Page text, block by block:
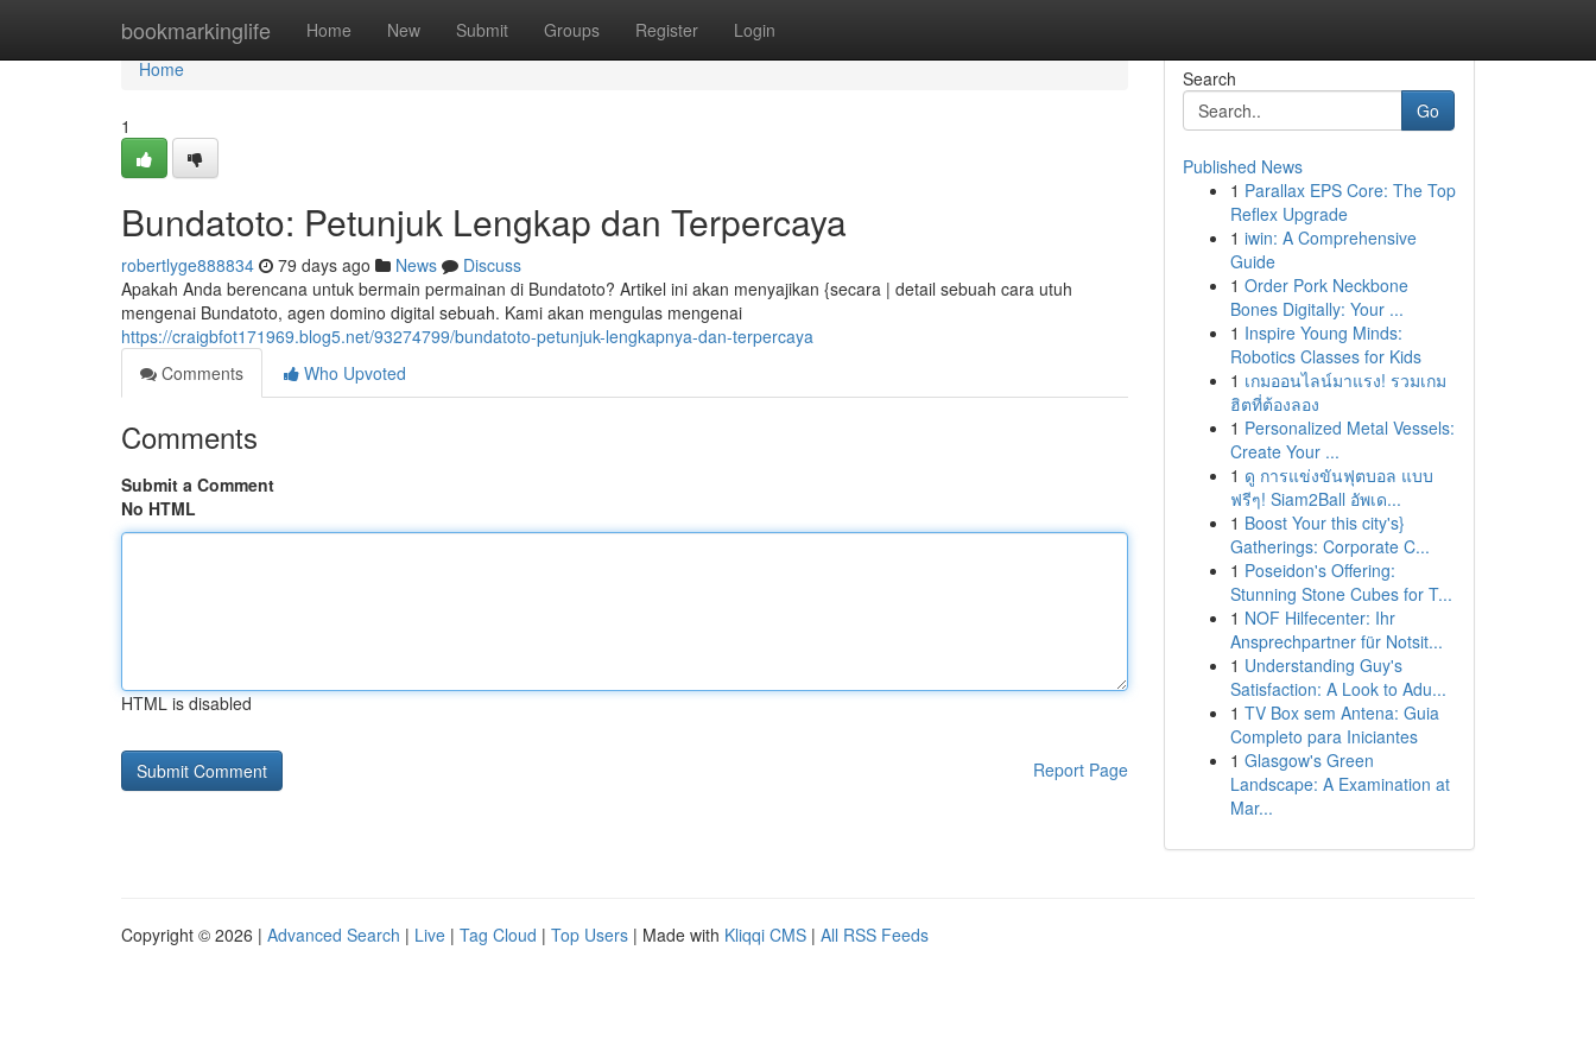
bookmarkinglife Home New Submit Groups Register Login
Home
Home
1
Bundatoto: Petunjuk Lengkap dan Terpercaya
robertlyge888834 79 days ago News
Discuss
Apakah Anda berencana untuk bermain permainan di Bundatoto? Artikel ini akan menyajikan {secara | detail sebuah cara utuh
mengenai Bundatoto, agen domino digital sebuah. Kami akan mengulas mengenai
https://craigbfot171969.blog5.net/93274799/bundatoto-petunjuk-lengkapnya-dan-terpercaya
Comments
Who Upvoted
Comments
Submit a Comment
No HTML
HTML is disabled
Report Page
Search
Go
Published News
1 Parallax EPS Core: The Top
Reflex Upgrade
1 iwin: A Comprehensive
Guide
1 Order Pork Neckbone
Bones Digitally: Your ...
1 Inspire Young Minds:
Robotics Classes for Kids
1 เกมออนไลน์มาแรง! รวมเกม
ฮิตที่ต้องลอง
1 Personalized Metal Vessels:
Create Your ...
1 ดู การแข่งขันฟุตบอล แบบ
ฟรีๆ! Siam2Ball อัพเด...
1 Boost Your this city's}
Gatherings: Corporate C...
1 Poseidon's Offering:
Stunning Stone Cubes for T...
1 NOF Hilfecenter: Ihr
Ansprechpartner für Notsit...
1 Understanding Guy's
Satisfaction: A Look to Adu...
1 TV Box sem Antena: Guia
Completo para Iniciantes
1 Glasgow's Green
Landscape: A Examination at
Mar...
Copyright © 2026 | Advanced Search | Live | Tag Cloud | Top Users | Made with Kliqqi CMS | All RSS Feeds